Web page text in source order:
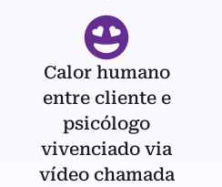
Calor humano
entre cliente e
psicólogo
vivenciado via
vídeo chamada